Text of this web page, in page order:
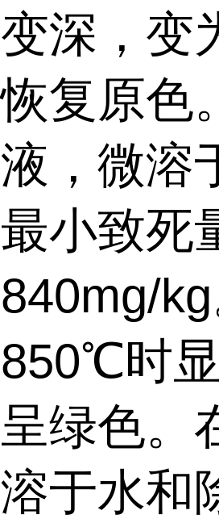
变深，变
恢复原色
液，微溶
最小致死
840mg/
850℃时
呈绿色。
溶于水和